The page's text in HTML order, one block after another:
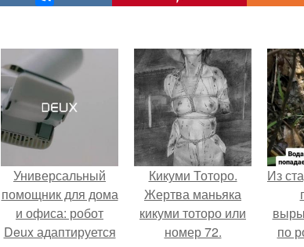
Универсальный
помощник для дома
и офиса: робот
Deux адаптируется
Кикуми Тоторо.
Жертва маньяка
кикуми тоторо или
номер 72.
Из
по